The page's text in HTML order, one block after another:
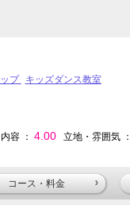
プ キッズダンス教室
容 ： 4.00 立地・雰囲気 ：
コース・料金